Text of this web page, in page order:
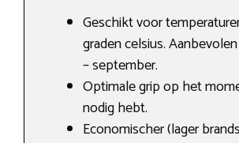
Geschikt voor
graden celsius.
– september.
Optimale grip op het
nodig hebt.
Economischer (lager